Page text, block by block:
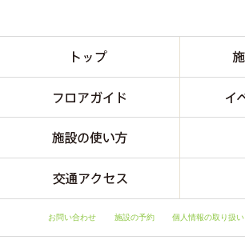
お問い合わせ 施設の予約 個人情報の取り扱い